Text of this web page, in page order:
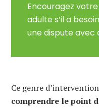
Encouragez
adulte s’il a
une dispute avec
Ce genre d’intervention
comprendre le point